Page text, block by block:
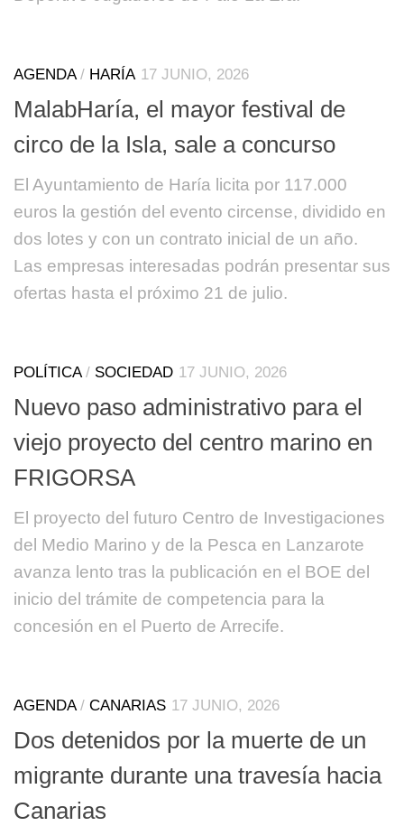
AGENDA/ HARÍA 17 JUNIO, 2026
MalabHaría, el mayor festival de
circo de la Isla, sale a concurso
El Ayuntamiento de Haría licita por 117.000
euros la gestión del evento circense, dividido en
dos lotes y con un contrato inicial de un año.
Las empresas interesadas podrán presentar sus
ofertas hasta el próximo 21 de julio.
POLÍTICA/ SOCIEDAD 17 JUNIO, 2026
Nuevo paso administrativo para el
viejo proyecto del centro marino en
FRIGORSA
El proyecto del futuro Centro de Investigaciones
del Medio Marino y de la Pesca en Lanzarote
avanza lento tras la publicación en el BOE del
inicio del trámite de competencia para la
concesión en el Puerto de Arrecife.
AGENDA/ CANARIAS 17 JUNIO, 2026
Dos detenidos por la muerte de un
migrante durante una travesía hacia
Canarias